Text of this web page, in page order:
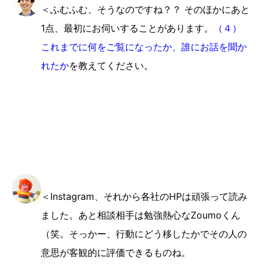
＜ふむふむ、そうなのですね？？ そのほかにあと
1点、最初にお伺いすることがあります。
（４）
これまでに何をご覧になったか、誰にお話を聞か
れたかを教えてください。
＜Instagram、それから各社のHPは頑張って読み
ました。あと相談相手は勉強熱心なZoumoくん
（笑。そっかー、行動にどう移したかでその人の
意思が客観的に評価できるものね。